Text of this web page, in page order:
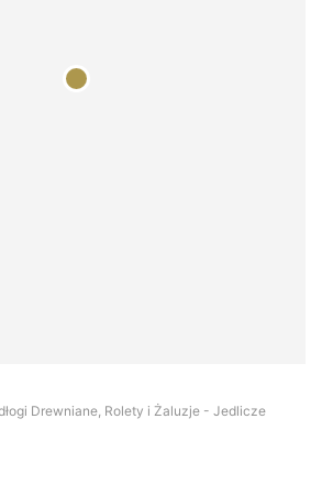
Drewniane, Rolety i Żaluzje - Jedlicze